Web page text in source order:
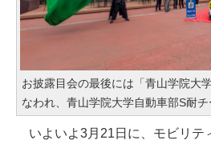
お披露目会の最後には「青山学院大
なわれ、青山学院大学自動車部S耐
いよいよ3月21日に、モビリテ